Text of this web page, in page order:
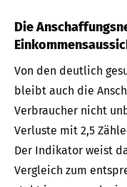
Die
Von den deutlich
bleibt auch die
Verbraucher nicht
Verluste mit 2,5
Der Indikator weist
Vergleich zum